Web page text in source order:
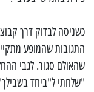
כשניסה לבדוק דרך
התגובות שהמופע
שהאולם סגור. לגבי
"שלחתי ל"ביחד